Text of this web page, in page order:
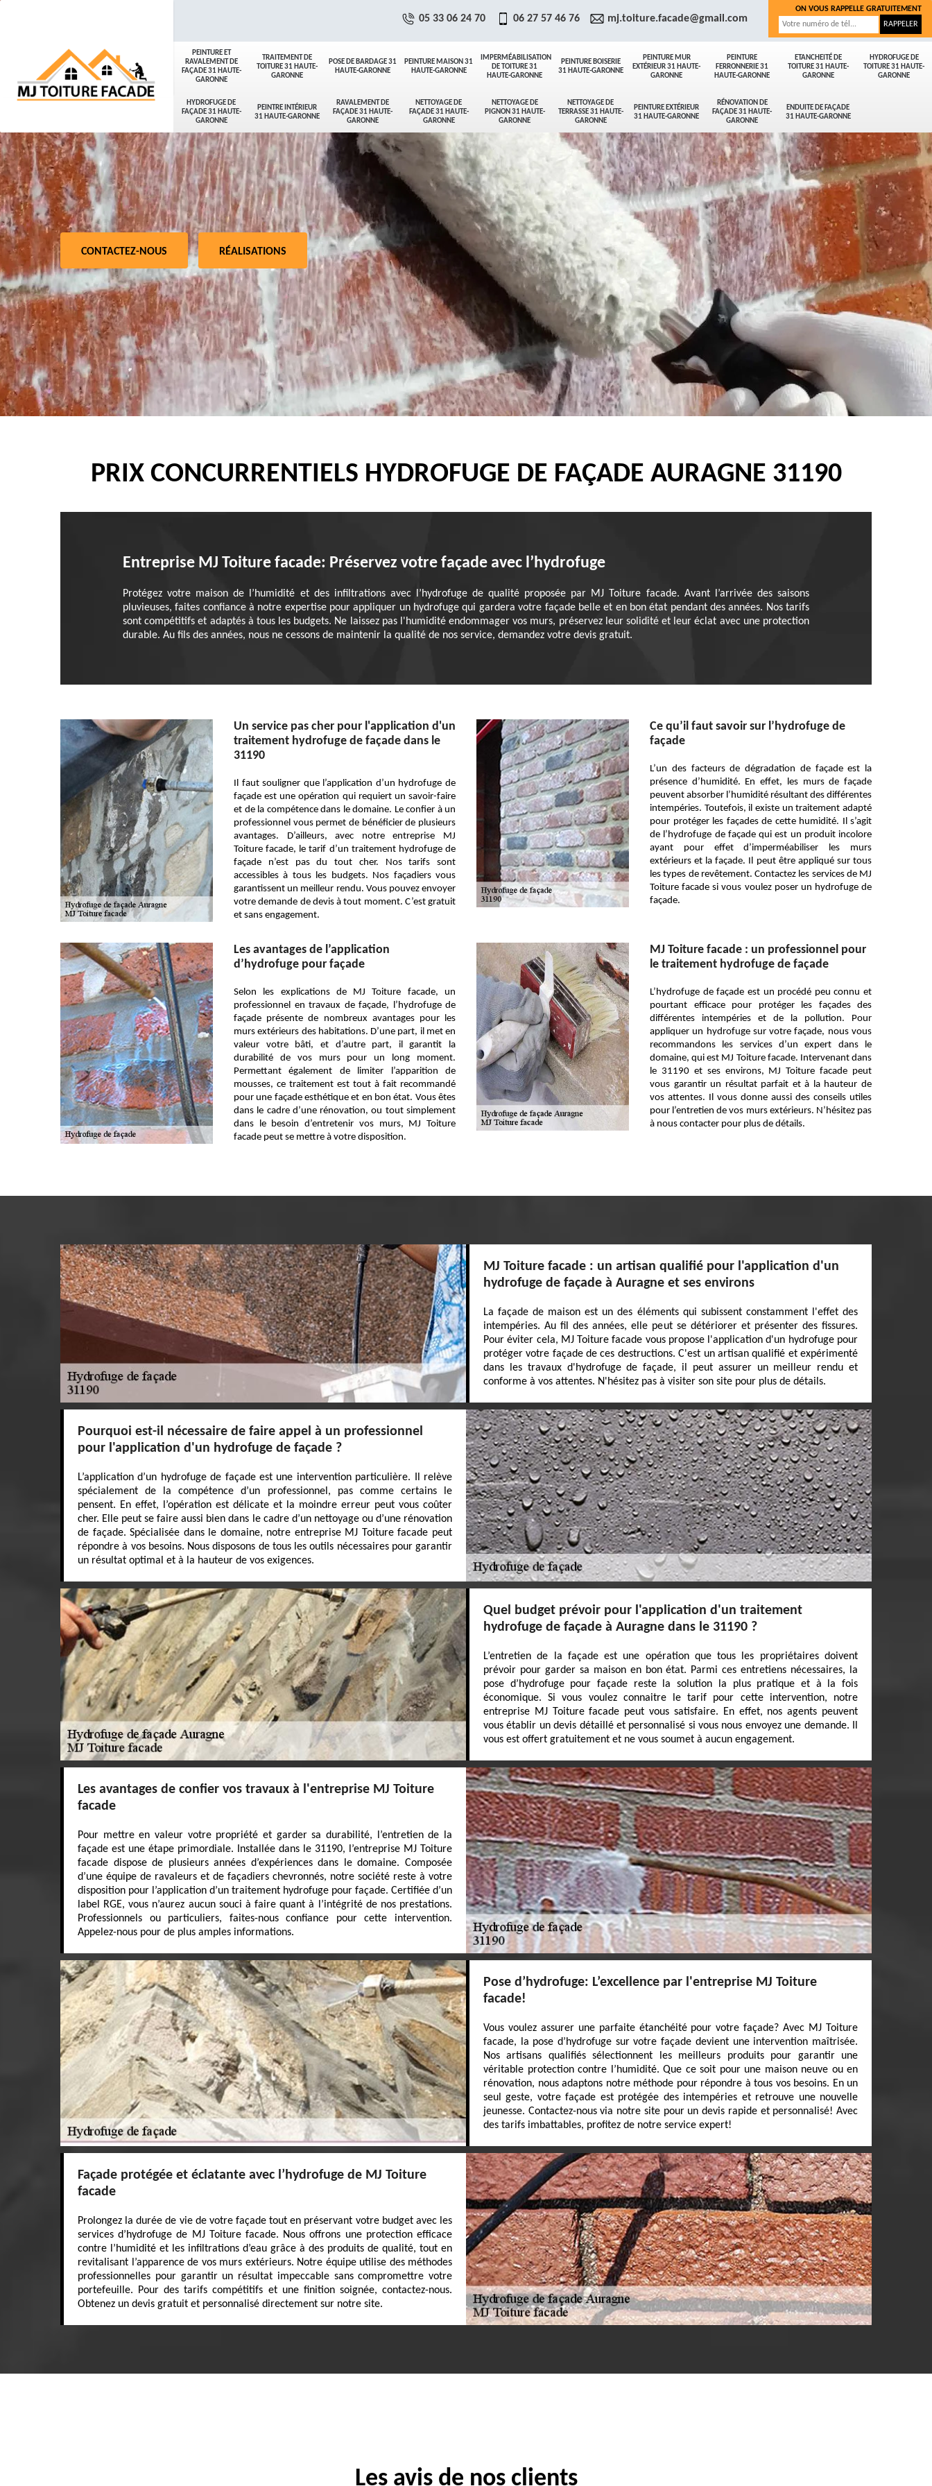
PEINTURE ET
RAVALEMENT DE
FAÇADE 31 HAUTE-
GARONNE
TRAITEMENT DE
TOITURE 31 HAUTE-
GARONNE
POSE DE BARDAGE 31
HAUTE-GARONNE
PEINTURE MAISON 31
HAUTE-GARONNE
IMPERMÉABILISATION
DE TOITURE 31
HAUTE-GARONNE
PEINTURE BOISERIE
31 HAUTE-GARONNE
PEINTURE MUR
EXTÉRIEUR 31 HAUTE-
GARONNE
PEINTURE
FERRONNERIE 31
HAUTE-GARONNE
ETANCHEITÉ DE
TOITURE 31 HAUTE-
GARONNE
HYDROFUGE DE
TOITURE 31 HAUTE-
GARONNE
HYDROFUGE DE
FAÇADE 31 HAUTE-
GARONNE
PEINTRE INTÉRIEUR
31 HAUTE-GARONNE
RAVALEMENT DE
FAÇADE 31 HAUTE-
GARONNE
NETTOYAGE DE
FAÇADE 31 HAUTE-
GARONNE
NETTOYAGE DE
PIGNON 31 HAUTE-
GARONNE
NETTOYAGE DE
TERRASSE 31 HAUTE-
GARONNE
PEINTURE EXTÉRIEUR
31 HAUTE-GARONNE
RÉNOVATION DE
FAÇADE 31 HAUTE-
GARONNE
ENDUITE DE FAÇADE
31 HAUTE-GARONNE
05 33 06 24 70 06 27 57 46 76 mj.toiture.facade@gmail.com
ON VOUS RAPPELLE GRATUITEMENT
CONTACTEZ-NOUS RÉALISATIONS
PRIX CONCURRENTIELS HYDROFUGE DE FAÇADE AURAGNE 31190
Entreprise MJ Toiture facade: Préservez votre façade avec l’hydrofuge
Protégez votre maison de l’humidité et des infiltrations avec l’hydrofuge de qualité proposée par MJ Toiture facade. Avant l’arrivée des saisons
pluvieuses, faites confiance à notre expertise pour appliquer un hydrofuge qui gardera votre façade belle et en bon état pendant des années. Nos tarifs
sont compétitifs et adaptés à tous les budgets. Ne laissez pas l'humidité endommager vos murs, préservez leur solidité et leur éclat avec une protection
durable. Au fils des années, nous ne cessons de maintenir la qualité de nos service, demandez votre devis gratuit.
Un service pas cher pour l'application d'un
traitement hydrofuge de façade dans le
31190
Il faut souligner que l’application d’un hydrofuge de
façade est une opération qui requiert un savoir-faire
et de la compétence dans le domaine. Le confier à un
professionnel vous permet de bénéficier de plusieurs
avantages. D’ailleurs, avec notre entreprise MJ
Toiture facade, le tarif d’un traitement hydrofuge de
façade n’est pas du tout cher. Nos tarifs sont
accessibles à tous les budgets. Nos façadiers vous
garantissent un meilleur rendu. Vous pouvez envoyer
votre demande de devis à tout moment. C’est gratuit
et sans engagement.
Ce qu’il faut savoir sur l’hydrofuge de
façade
L’un des facteurs de dégradation de façade est la
présence d’humidité. En effet, les murs de façade
peuvent absorber l’humidité résultant des différentes
intempéries. Toutefois, il existe un traitement adapté
pour protéger les façades de cette humidité. Il s’agit
de l’hydrofuge de façade qui est un produit incolore
ayant pour effet d’imperméabiliser les murs
extérieurs et la façade. Il peut être appliqué sur tous
les types de revêtement. Contactez les services de MJ
Toiture facade si vous voulez poser un hydrofuge de
façade.
Les avantages de l’application
d’hydrofuge pour façade
Selon les explications de MJ Toiture facade, un
professionnel en travaux de façade, l’hydrofuge de
façade présente de nombreux avantages pour les
murs extérieurs des habitations. D’une part, il met en
valeur votre bâti, et d’autre part, il garantit la
durabilité de vos murs pour un long moment.
Permettant également de limiter l’apparition de
mousses, ce traitement est tout à fait recommandé
pour une façade esthétique et en bon état. Vous êtes
dans le cadre d’une rénovation, ou tout simplement
dans le besoin d’entretenir vos murs, MJ Toiture
facade peut se mettre à votre disposition.
MJ Toiture facade : un professionnel pour
le traitement hydrofuge de façade
L’hydrofuge de façade est un procédé peu connu et
pourtant efficace pour protéger les façades des
différentes intempéries et de la pollution. Pour
appliquer un hydrofuge sur votre façade, nous vous
recommandons les services d’un expert dans le
domaine, qui est MJ Toiture facade. Intervenant dans
le 31190 et ses environs, MJ Toiture facade peut
vous garantir un résultat parfait et à la hauteur de
vos attentes. Il vous donne aussi des conseils utiles
pour l’entretien de vos murs extérieurs. N’hésitez pas
à nous contacter pour plus de détails.
MJ Toiture facade : un artisan qualifié pour l'application d'un
hydrofuge de façade à Auragne et ses environs
La façade de maison est un des éléments qui subissent constamment l'effet des
intempéries. Au fil des années, elle peut se détériorer et présenter des fissures.
Pour éviter cela, MJ Toiture facade vous propose l'application d'un hydrofuge pour
protéger votre façade de ces destructions. C'est un artisan qualifié et expérimenté
dans les travaux d'hydrofuge de façade, il peut assurer un meilleur rendu et
conforme à vos attentes. N'hésitez pas à visiter son site pour plus de détails.
Pourquoi est-il nécessaire de faire appel à un professionnel
pour l'application d'un hydrofuge de façade ?
L’application d’un hydrofuge de façade est une intervention particulière. Il relève
spécialement de la compétence d’un professionnel, pas comme certains le
pensent. En effet, l’opération est délicate et la moindre erreur peut vous coûter
cher. Elle peut se faire aussi bien dans le cadre d’un nettoyage ou d’une rénovation
de façade. Spécialisée dans le domaine, notre entreprise MJ Toiture facade peut
répondre à vos besoins. Nous disposons de tous les outils nécessaires pour garantir
un résultat optimal et à la hauteur de vos exigences.
Quel budget prévoir pour l'application d'un traitement
hydrofuge de façade à Auragne dans le 31190 ?
L’entretien de la façade est une opération que tous les propriétaires doivent
prévoir pour garder sa maison en bon état. Parmi ces entretiens nécessaires, la
pose d’hydrofuge pour façade reste la solution la plus pratique et à la fois
économique. Si vous voulez connaitre le tarif pour cette intervention, notre
entreprise MJ Toiture facade peut vous satisfaire. En effet, nos agents peuvent
vous établir un devis détaillé et personnalisé si vous nous envoyez une demande. Il
vous est offert gratuitement et ne vous soumet à aucun engagement.
Les avantages de confier vos travaux à l'entreprise MJ Toiture
facade
Pour mettre en valeur votre propriété et garder sa durabilité, l’entretien de la
façade est une étape primordiale. Installée dans le 31190, l’entreprise MJ Toiture
facade dispose de plusieurs années d’expériences dans le domaine. Composée
d’une équipe de ravaleurs et de façadiers chevronnés, notre société reste à votre
disposition pour l’application d’un traitement hydrofuge pour façade. Certifiée d’un
label RGE, vous n’aurez aucun souci à faire quant à l’intégrité de nos prestations.
Professionnels ou particuliers, faites-nous confiance pour cette intervention.
Appelez-nous pour de plus amples informations.
Pose d’hydrofuge: L’excellence par l'entreprise MJ Toiture
facade!
Vous voulez assurer une parfaite étanchéité pour votre façade? Avec MJ Toiture
facade, la pose d’hydrofuge sur votre façade devient une intervention maîtrisée.
Nos artisans qualifiés sélectionnent les meilleurs produits pour garantir une
véritable protection contre l’humidité. Que ce soit pour une maison neuve ou en
rénovation, nous adaptons notre méthode pour répondre à tous vos besoins. En un
seul geste, votre façade est protégée des intempéries et retrouve une nouvelle
jeunesse. Contactez-nous via notre site pour un devis rapide et personnalisé! Avec
des tarifs imbattables, profitez de notre service expert!
Façade protégée et éclatante avec l’hydrofuge de MJ Toiture
facade
Prolongez la durée de vie de votre façade tout en préservant votre budget avec les
services d’hydrofuge de MJ Toiture facade. Nous offrons une protection efficace
contre l’humidité et les infiltrations d’eau grâce à des produits de qualité, tout en
revitalisant l’apparence de vos murs extérieurs. Notre équipe utilise des méthodes
professionnelles pour garantir un résultat impeccable sans compromettre votre
portefeuille. Pour des tarifs compétitifs et une finition soignée, contactez-nous.
Obtenez un devis gratuit et personnalisé directement sur notre site.
Les avis de nos clients